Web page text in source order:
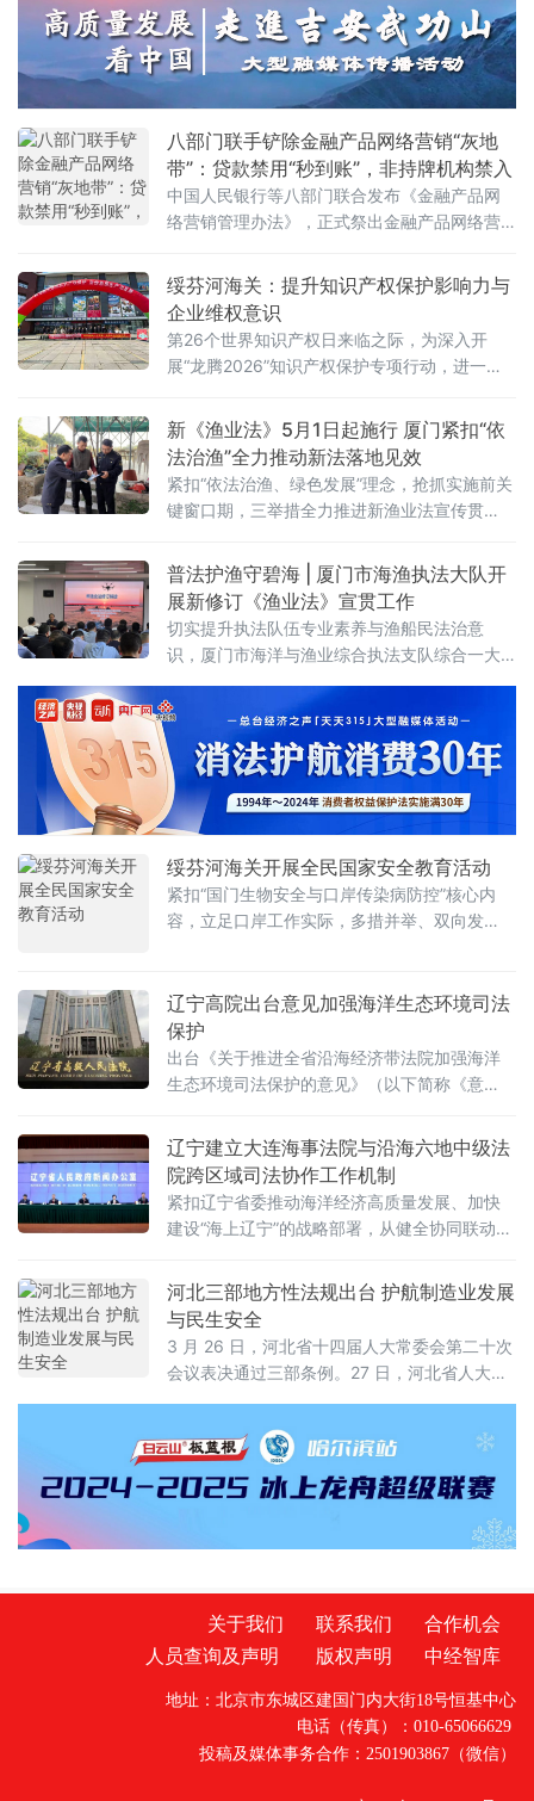
知识产权保护工作情况。2025年，河北省检察
机关以“高质效办好每一个案件”为目标，聚焦关
键领域，创新履职机制，推动知识产权保护工
作取得新成效，为优化创新环境、护航新质生
罪，筑
八部门联手铲除金融产品网络营销“灰地
带”：贷款禁用“秒到账”，非持牌机构禁入
中国人民银行等八部门联合发布《金融产品网
络营销管理办法》，正式祭出金融产品网络营
内容规范、合作边界到监督管理，构建了覆盖
金融产品网络营销全链条的监管框架，将于
2026年9月30日起正式施行。业内人士指出，
长期以来野蛮生长、乱象丛生的金融产品网络
营销领域，正迎来一场深度净化。第一次定
绥芬河海关：提升知识产权保护影响力与
企业维权意识
第26个世界知识产权日来临之际，为深入开
展“龙腾2026”知识产权保护专项行动，进一步
识，绥芬河海关联合绥芬河市市场监督管理局
在中心广场举办知识产权保护宣传活动。活动
紧扣各类进出口经营主体需求，多举措夯实知
识产权保护基础。在现场，海关关员向行人发
放宣传资料，普及知识产权保护相关法律法
新《渔业法》5月1日起施行 厦门紧扣“依
法治渔”全力推动新法落地见效
紧扣“依法治渔、绿色发展”理念，抢抓实施前关
键窗口期，三举措全力推进新渔业法宣传贯
渔业法宣贯作为重点工作，制定专项方案，分
阶段压实责任、细
普法护渔守碧海 | 厦门市海渔执法大队开
展新修订《渔业法》宣贯工作
切实提升执法队伍专业素养与渔船民法治意
识，厦门市海洋与渔业综合执法支队综合一大
织系列宣贯活动，推动新法精神入脑入心、落
地见效，为辖区渔业高质量发展筑牢法治根
基。深化学习研讨，锤炼执法过硬本领。积极
参加支队组织的专题研讨会、解读培训会，全
体执法人
绥芬河海关开展全民国家安全教育活动
紧扣“国门生物安全与口岸传染病防控”核心内
容，立足口岸工作实际，多措并举、双向发
家安全的“大主题”转化为日常生活的“小
辽宁高院出台意见加强海洋生态环境司法
保护
出台《关于推进全省沿海经济带法院加强海洋
生态环境司法保护的意见》（以下简称《意
带的大连市中级人民法院、丹东市中级人民法
院、锦州市中级人民法院、营口市中级人民法
院、盘锦市中级人民法院、葫芦岛市中级人民
法院和辽河中级人民法院在海洋
辽宁建立大连海事法院与沿海六地中级法
院跨区域司法协作工作机制
紧扣辽宁省委推动海洋经济高质量发展、加快
建设“海上辽宁”的战略部署，从健全协同联动机
革和打造国际纠纷解决优选地等六个方面提出
17条举措
河北三部地方性法规出台 护航制造业发展
与民生安全
3 月 26 日，河北省十四届人大常委会第二十次
会议表决通过三部条例。27 日，河北省人大举
《河北省先进制造业发展促进条例》聚焦制造
强省建设。条例规定加强京津冀规划衔接，支
持雄安新区打造创新高地。
关于我们 联系我们
合作机会
人员查询及声明
版权声明 中经智库
地址：北京市东城区建国门内大街18号恒基中心
电话（传真）：010-65066629
投稿及媒体事务合作：2501903867（微信）